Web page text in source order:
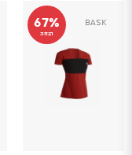
67%
הנחה
Bask